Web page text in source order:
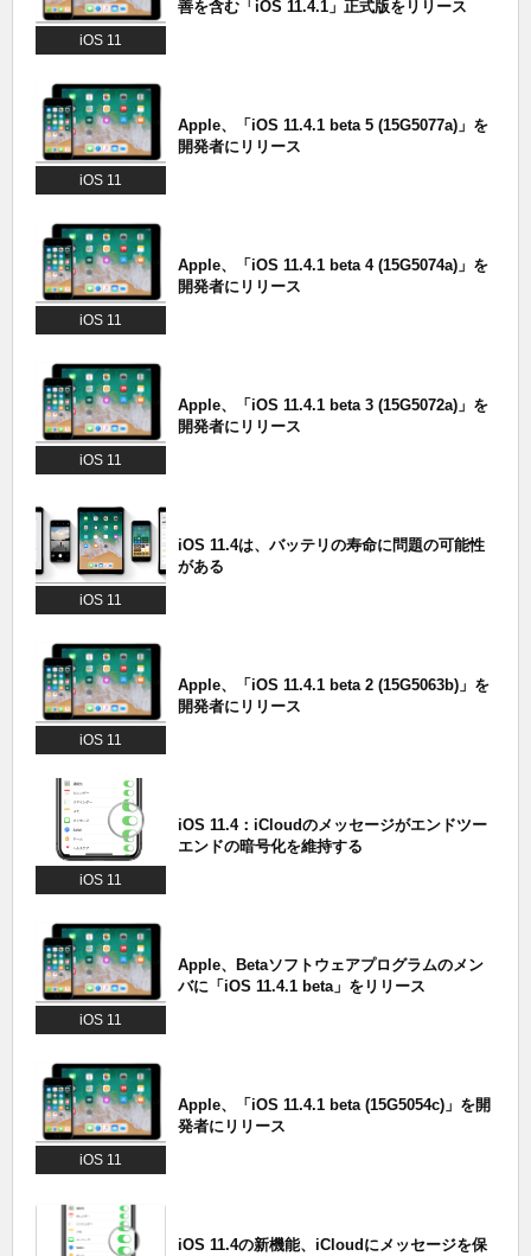
iOS 11
善を含む「iOS 11.4.1」正式版をリリース
iOS 11
Apple、「iOS 11.4.1 beta 5 (15G5077a)」を
開発者にリリース
iOS 11
Apple、「iOS 11.4.1 beta 4 (15G5074a)」を
開発者にリリース
iOS 11
Apple、「iOS 11.4.1 beta 3 (15G5072a)」を
開発者にリリース
iOS 11
iOS 11.4は、バッテリの寿命に問題の可能性
がある
iOS 11
Apple、「iOS 11.4.1 beta 2 (15G5063b)」を
開発者にリリース
iOS 11
iOS 11.4：iCloudのメッセージがエンドツー
エンドの暗号化を維持する
iOS 11
Apple、Betaソフトウェアプログラムのメン
バに「iOS 11.4.1 beta」をリリース
iOS 11
Apple、「iOS 11.4.1 beta (15G5054c)」を開
発者にリリース
iOS 11.4の新機能、iCloudにメッセージを保